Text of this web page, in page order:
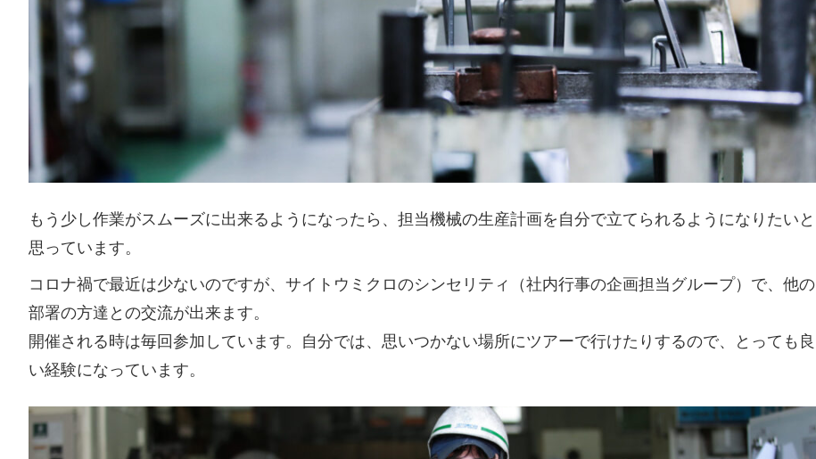
もう少し作業がスムーズに出来るようになったら、担当機械の生産計画を自分で立てられるようになりたいと
思っています。
コロナ禍で最近は少ないのですが、サイトウミクロのシンセリティ（社内行事の企画担当グループ）で、他の
部署の方達との交流が出来ます。
開催される時は毎回参加しています。自分では、思いつかない場所にツアーで行けたりするので、とっても良
い経験になっています。